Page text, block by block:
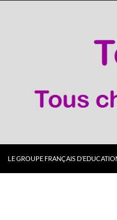
LE GROUPE FRANÇAIS